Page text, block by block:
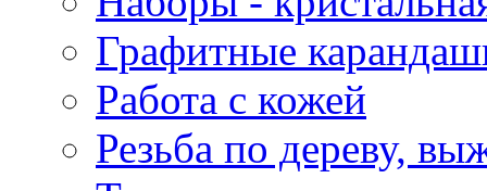
Графитные
Работа с кожей
Резьба по дереву,